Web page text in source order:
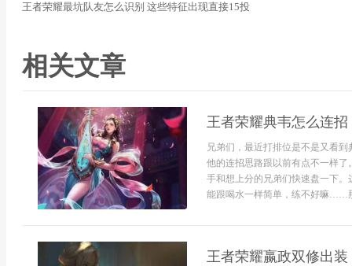
王者荣耀最坑队友怎么识别 这些特征出现直接15投
相关文章
王者荣耀典韦怎么连
兄弟们，最近打排位是不是又看
他的连招思路跟以前有点不一样
手和想上分的兄弟们快速盘一下
能跟喝水一样简单，练不好嘛……
王者荣耀嬴政双修出